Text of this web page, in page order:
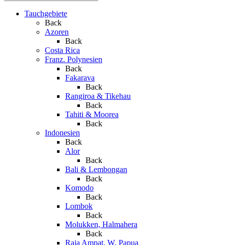
Tauchgebiete
Back
Azoren
Back
Costa Rica
Franz. Polynesien
Back
Fakarava
Back
Rangiroa & Tikehau
Back
Tahiti & Moorea
Back
Indonesien
Back
Alor
Back
Bali & Lembongan
Back
Komodo
Back
Lombok
Back
Molukken, Halmahera
Back
Raja Ampat, W. Papua